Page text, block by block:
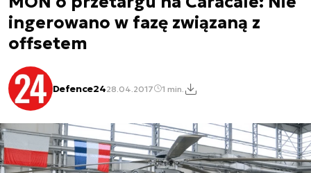
ingerowano w fazę związaną z
offsetem
Defence2428.04.2017 1 min.